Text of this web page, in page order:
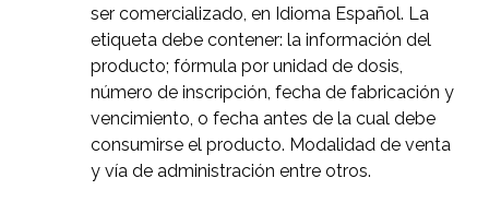
ser comercializado, en Idioma Español. La
etiqueta debe contener: la información del
producto; fórmula por unidad de dosis,
número de inscripción, fecha de fabricación y
vencimiento, o fecha antes de la cual debe
consumirse el producto. Modalidad de venta
y vía de administración entre otros.